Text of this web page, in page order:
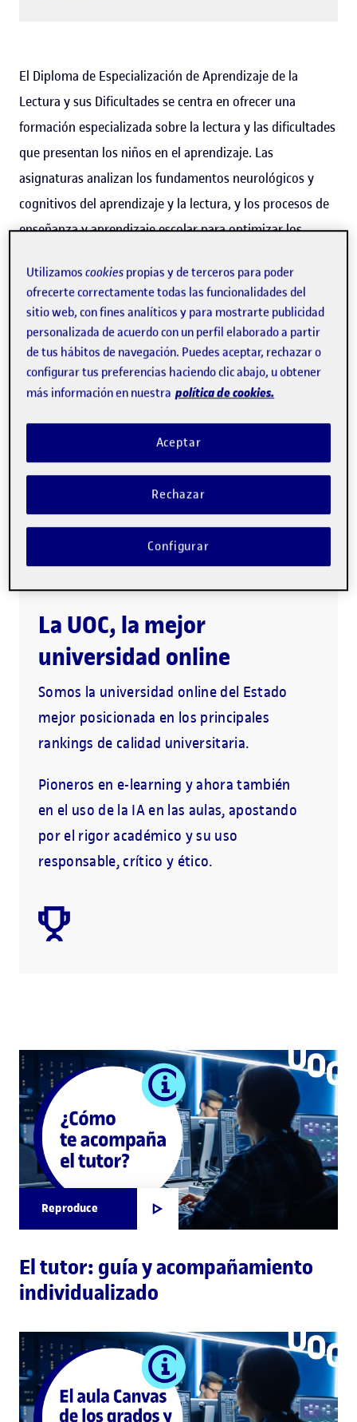
El Diploma de Especialización de Aprendizaje de la
Lectura y sus Dificultades se centra en ofrecer una
formación especializada sobre la lectura y las dificultades
que presentan los niños en el aprendizaje. Las
asignaturas analizan los fundamentos neurológicos y
cognitivos del aprendizaje y la lectura, y los procesos de
enseñanza y aprendizaje escolar para optimizar los
factores que determinan las dificultades de la lectura y se
trabaja la descripción, identificación e intervención de los
trastornos del aprendizaje más frecuentes en la escuela
(dislexia, disgrafía, disortografía y discalculia).
Metodología 100% online
1.ª universidad online del mundo
Acompañamiento personalizado
La UOC, la mejor
universidad online
Somos la universidad online del Estado
mejor posicionada en los principales
rankings de calidad universitaria.
Pioneros en e-learning y ahora también
en el uso de la IA en las aulas, apostando
por el rigor académico y su uso
responsable, crítico y ético.
Reproduce
El tutor: guía y acompañamiento
individualizado
Utilizamoscookies propias y de terceros para poder
ofrecerte correctamente todas las funcionalidades del
sitio web, con fines analíticos y para mostrarte publicidad
personalizada de acuerdo con un perfil elaborado a partir
de tus hábitos de navegación. Puedes aceptar, rechazar o
configurar tus preferencias haciendo clic abajo, u obtener
más información en nuestra política de cookies.
Rechazar
Aceptar
Configurar